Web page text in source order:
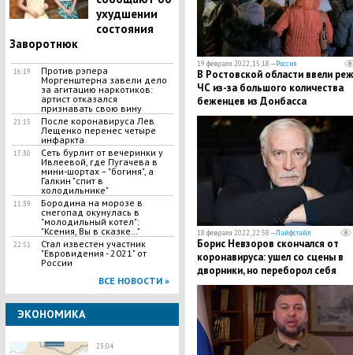
ухудшении
состояния
Заворотнюк
16:19
Против рэпера
Моргенштерна завели дело
за агитацию наркотиков:
артист отказался
признавать свою вину
21:15
После коронавируса Лев
Лещенко перенес четыре
инфаркта
17:30
Сеть бурлит от вечеринки у
Ивлеевой, где Пугачева в
мини-шортах – "богиня", а
Галкин "спит в
холодильнике"
11:39
Бородина на морозе в
снегопад окунулась в
"молодильный котел":
"Ксения, Вы в сказке…"
22:51
Стал известен участник
"Евровидения - 2021" от
России
ВСЕ НОВОСТИ »
ЭКОНОМИКА
23:04
19 февраля 2022, 15:18 —Россия
В Ростовской области ввели
ЧС из-за большого количества
беженцев из Донбасса
18 февраля 2022, 22:58 —Лайфстайл
Борис Невзоров скончался от
коронавируса: ушел со сцены в
дворники, но переборол себя